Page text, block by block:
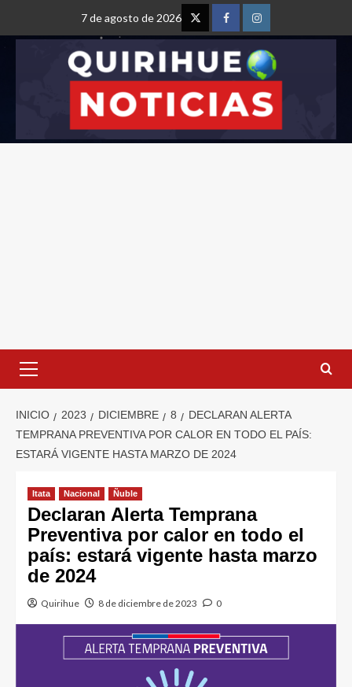
7 de agosto de 2026
INICIO 2023 DICIEMBRE 8
DECLARAN ALERTA
TEMPRANA PREVENTIVA POR CALOR EN TODO EL PAÍS:
ESTARÁ VIGENTE HASTA MARZO DE 2024
Itata Nacional Ñuble
Declaran Alerta Temprana
Preventiva por calor en todo el
país: estará vigente hasta marzo
de 2024
Quirihue 8 de diciembre de 2023 0